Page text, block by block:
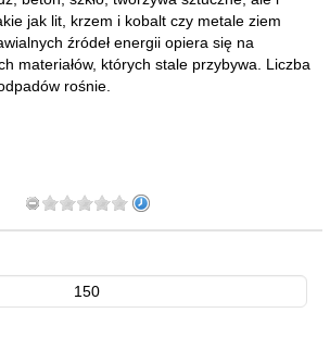
jak lit, krzem i kobalt czy metale ziem
źródeł energii opiera się na
materiałów, których stale przybywa. Liczba
rośnie.
150